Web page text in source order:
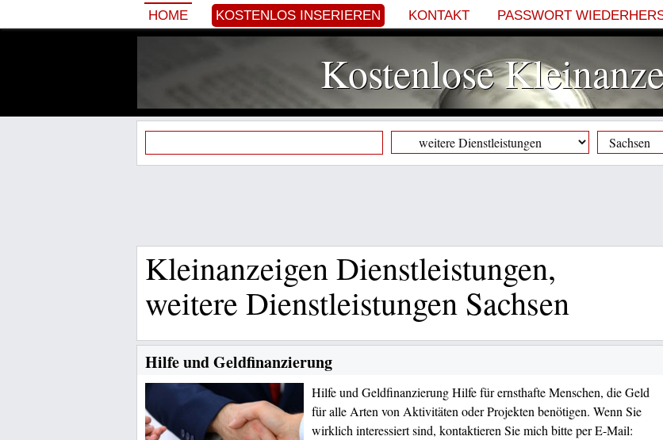
HOME KOSTENLOS INSERIEREN KONTAKT PASSWORT
Kostenlose
Kleinanzeigen Dienstleistungen,
weitere Dienstleistungen Sachsen
Hilfe und Geldfinanzierung
Hilfe und Geldfinanzierung Hilfe für ernsthafte Menschen, die Geld
für alle Arten von Aktivitäten oder Projekten benötigen. Wenn Sie
wirklich interessiert sind, kontaktieren Sie mich bitte per E-Mail: